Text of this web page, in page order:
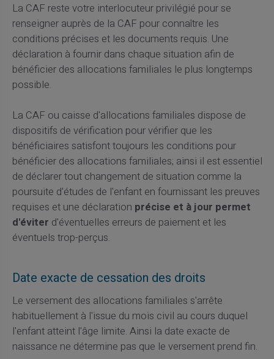
La CAF reste votre interlocuteur privilégié pour se
renseigner auprès de la CAF pour connaître les
conditions précises et les documents requis. Une
déclaration à fournir dans chaque situation afin de
bénéficier des allocations familiales le plus longtemps
possible.
La CAF ou caisse d'allocations familiales dispose de
dispositifs de vérification pour vérifier que les
bénéficiaires satisfont toujours les conditions pour
bénéficier des allocations familiales; ainsi il est essentiel
de déclarer tout changement de situation comme la
poursuite d'études de l'enfant en fournissant les preuves
requises et une déclaration précise et à jour permet
d'éviter d'éventuelles erreurs de paiement et les
éventuels trop-perçus.
Date exacte de cessation des droits
Le versement des allocations familiales s'arrête
habituellement à l'issue du mois civil au cours duquel
l'enfant atteint l'âge limite. Ainsi la date exacte de
naissance ne détermine pas que le versement prend fin.